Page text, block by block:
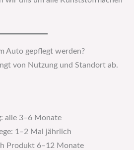
Auto gepflegt werden?
von Nutzung und Standort ab.
alle 3–6 Monate
1–2 Mal jährlich
Produkt 6–12 Monate